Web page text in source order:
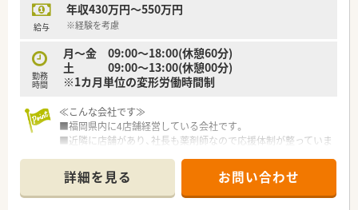
給与
年収430万円～550万円
※経験を考慮
勤務
時間
月～金 09:00～18:00(休憩60分)
土 09:00～13:00(休憩00分)
※1カ月単位の変形労働時間制
≪こんな会社です≫
■福岡県内に4店舗経営している会社です。
■近隣に店舗があり、社長も薬剤師なので応援体制が整っていま
■社員全員が意見を出せる「風通しのいい会社」を目指し、新し
い環境を作り出しています。
■社員、患者さん全員が笑顔になれる薬局です。
詳細を見る お問い合わせ